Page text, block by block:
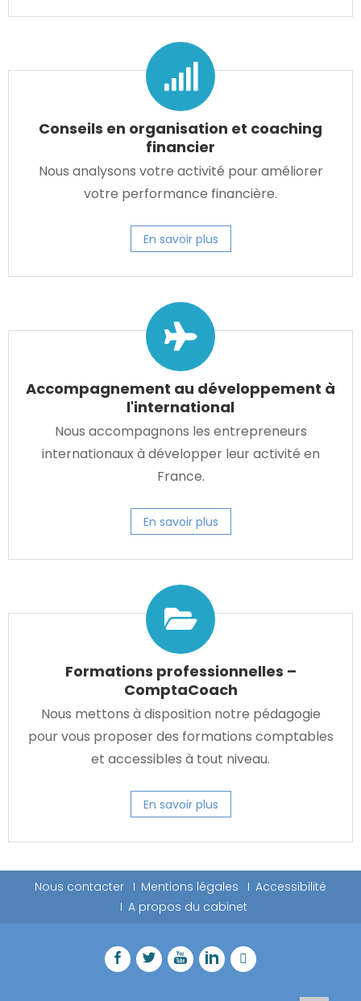
Conseils en organisation et coaching
financier
Nous analysons votre activité pour améliorer
votre performance financière.
En savoir plus
Accompagnement au développement à
l'international
Nous accompagnons les entrepreneurs
internationaux à développer leur activité en
France.
En savoir plus
Formations professionnelles –
ComptaCoach
Nous mettons à disposition notre pédagogie
pour vous proposer des formations comptables
et accessibles à tout niveau.
En savoir plus
Nous contacter Mentions légales
Accessibilité
A propos du cabinet